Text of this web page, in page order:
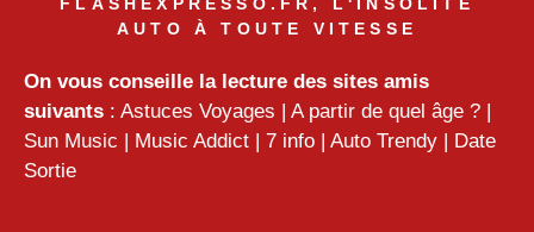
AUTO À TOUTE VITESSE
On vous conseille la lecture des sites amis
suivants : Astuces Voyages | A partir de quel âge ? |
Sun Music | Music Addict | 7 info | Auto Trendy | Date
Sortie